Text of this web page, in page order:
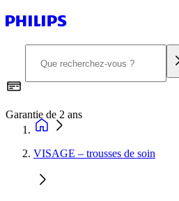
Garantie de 2 ans
VISAGE – trousses de soin